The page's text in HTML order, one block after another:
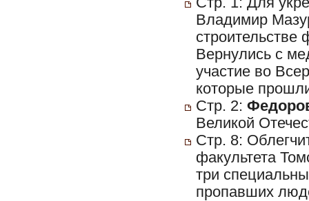
Владимир
Вернулись с
участие во
которые
Стр. 2:
Великой
Стр. 8:
факультета
три
пропавших